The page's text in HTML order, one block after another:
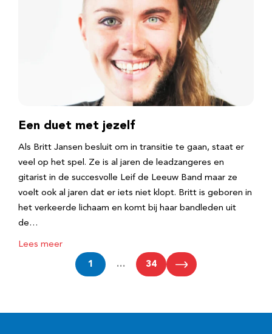
Een duet met jezelf
Als Britt Jansen besluit om in transitie te gaan, staat er
veel op het spel. Ze is al jaren de leadzangeres en
gitarist in de succesvolle Leif de Leeuw Band maar ze
voelt ook al jaren dat er iets niet klopt. Britt is geboren in
het verkeerde lichaam en komt bij haar bandleden uit
de…
Lees meer
1 … 34